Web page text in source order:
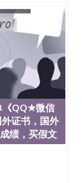
信
国
文凭可靠
信
办
学有毕业
QQ微信
办理国外
可查文凭
微信
551190476
办理学历认
微信
1857
《QQ★微信
证书，国外
绩，买假文